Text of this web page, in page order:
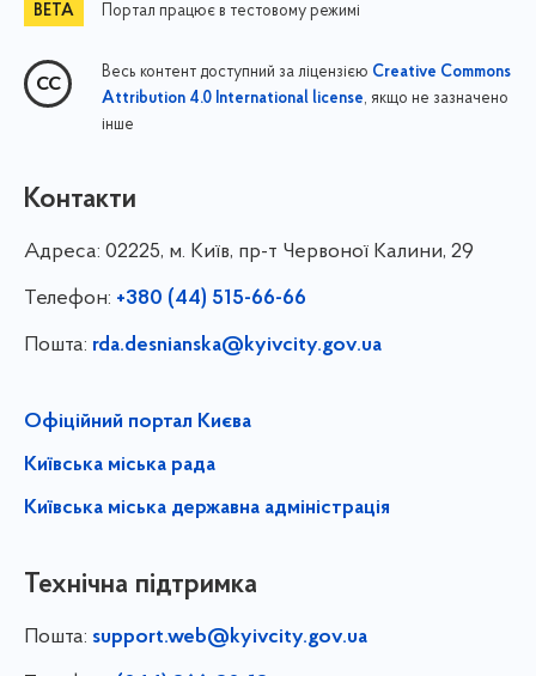
Портал працює в тестовому режимі
Весь контент доступний за ліцензією Creative Commons
Attribution 4.0 International license, якщо не зазначено
інше
Контакти
Адреса: 02225, м. Київ, пр-т Червоної Калини, 29
Телефон: +380 (44) 515-66-66
Пошта: rda.desnianska@kyivcity.gov.ua
Офіційний портал Києва
Київська міська рада
Київська міська державна адміністрація
Технічна підтримка
Пошта: support.web@kyivcity.gov.ua